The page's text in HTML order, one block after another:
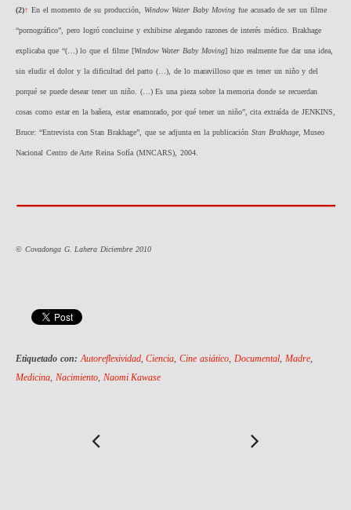
(2)↑ En el momento de su producción, Window Water Baby Moving fue acusado de ser un filme
“pornográfico”, pero logró concluirse y exhibirse alegando razones de interés médico. Brakhage
explicaba que “(…) lo que el filme [Window Water Baby Moving] hizo realmente fue dar una idea,
sin eludir el dolor y la dificultad del parto (…), de lo maravilloso que es tener un niño y del
porqué se puede desear tener un niño. (…) Es una pieza sobre la memoria donde se recuerdan
cosas como estar en la bañera, estar enamorado, por qué tener un niño”, cita extraída de JENKINS,
Bruce: “Entrevista con Stan Brakhage”, que se adjunta en la publicación Stan Brakhage, Museo
Nacional Centro de Arte Reina Sofía (MNCARS), 2004.
© Covadonga G. Lahera Diciembre 2010
Etiquetado con: Autoreflexividad,Ciencia ,Cine asiático Documental, Madre,
Medicina Nacimiento, Naomi Kawase